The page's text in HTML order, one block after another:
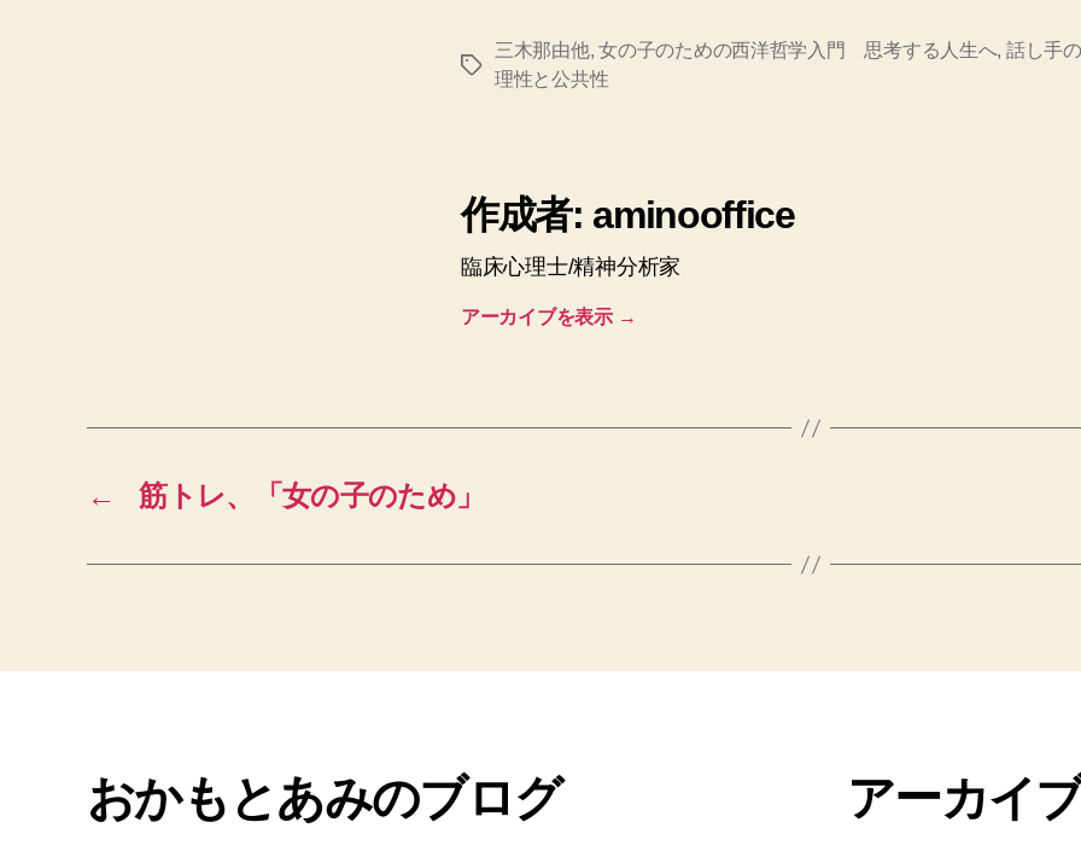
タ
三木那由他,女の子のための西洋哲学入門 思考する人生へ, 話し手
理性と公共性
作成者: aminooffice
臨床心理士/精神分析家
アーカイブを表示 →
← 筋トレ、「女の子のため」
おかもとあみのブログ アーカイ